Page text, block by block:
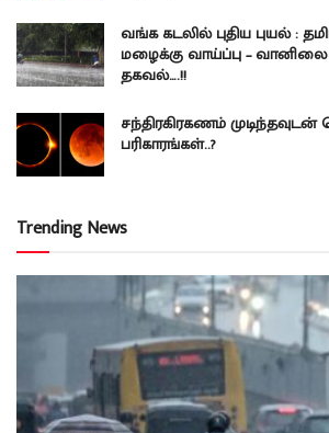
வங்க கடலில் புதிய புயல் :
மழைக்கு வாய்ப்பு –
தகவல்….!!
சந்திரகிரகணம்
பரிகாரங்கள்..?
Trending News